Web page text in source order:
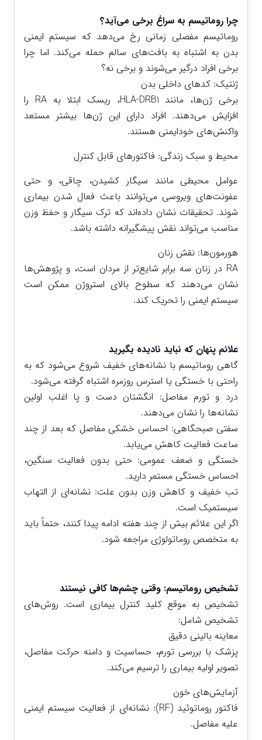
چرا روماتیسم به سراغ برخی می‌آید؟
روماتیسم مفصلی زمانی رخ می‌دهد که سیستم ایمنی
بدن به اشتباه به بافت‌های سالم حمله می‌کند. اما چرا
برخی افراد درگیر می‌شوند و برخی نه؟
ژنتیک: کدهای داخلی بدن
برخی ژن‌ها، مانند HLA-DRB1، ریسک ابتلا به RA را
افزایش می‌دهند. افراد دارای این ژن‌ها بیشتر مستعد
واکنش‌های خودایمنی هستند.
محیط و سبک زندگی: فاکتورهای قابل کنترل
عوامل محیطی مانند سیگار کشیدن، چاقی، و حتی
عفونت‌های ویروسی می‌توانند باعث فعال شدن بیماری
شوند. تحقیقات نشان داده‌اند که ترک سیگار و حفظ وزن
مناسب می‌تواند نقش پیشگیرانه داشته باشد.
هورمون‌ها: نقش زنان
RA در زنان سه برابر شایع‌تر از مردان است، و پژوهش‌ها
نشان می‌دهند که سطوح بالای استروژن ممکن است
سیستم ایمنی را تحریک کند.
علائم پنهان که نباید نادیده بگیرید
گاهی روماتیسم با نشانه‌های خفیف شروع می‌شود که به
راحتی با خستگی یا استرس روزمره اشتباه گرفته می‌شود.
درد و تورم مفاصل: انگشتان دست و پا اغلب اولین
نشانه‌ها را نشان می‌دهند.
سفتی صبحگاهی: احساس خشکی مفاصل که بعد از چند
ساعت فعالیت کاهش می‌یابد.
خستگی و ضعف عمومی: حتی بدون فعالیت سنگین،
احساس خستگی مستمر دارید.
تب خفیف و کاهش وزن بدون علت: نشانه‌ای از التهاب
سیستمیک است.
اگر این علائم بیش از چند هفته ادامه پیدا کنند، حتماً باید
به متخصص روماتولوژی مراجعه شود.
تشخیص روماتیسم: وقتی چشم‌ها کافی نیستند
تشخیص به موقع کلید کنترل بیماری است. روش‌های
تشخیص شامل:
معاینه بالینی دقیق
پزشک با بررسی تورم، حساسیت و دامنه حرکت مفاصل،
تصویر اولیه بیماری را ترسیم می‌کند.
آزمایش‌های خون
فاکتور روماتوئید (RF): نشانه‌ای از فعالیت سیستم ایمنی
علیه مفاصل.